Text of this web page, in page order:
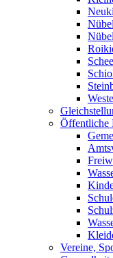
Nübel
Öffentliche
Vereine,